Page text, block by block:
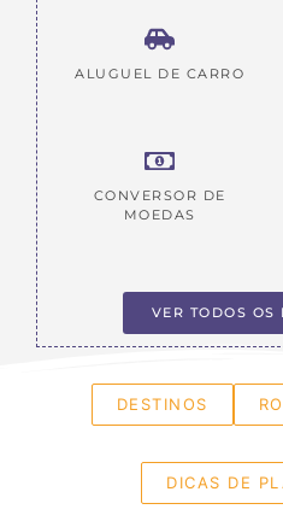
ALUGUEL DE CARRO
CONVERSOR DE
MOEDAS
VER TODOS OS
DESTINOS
DICAS DE